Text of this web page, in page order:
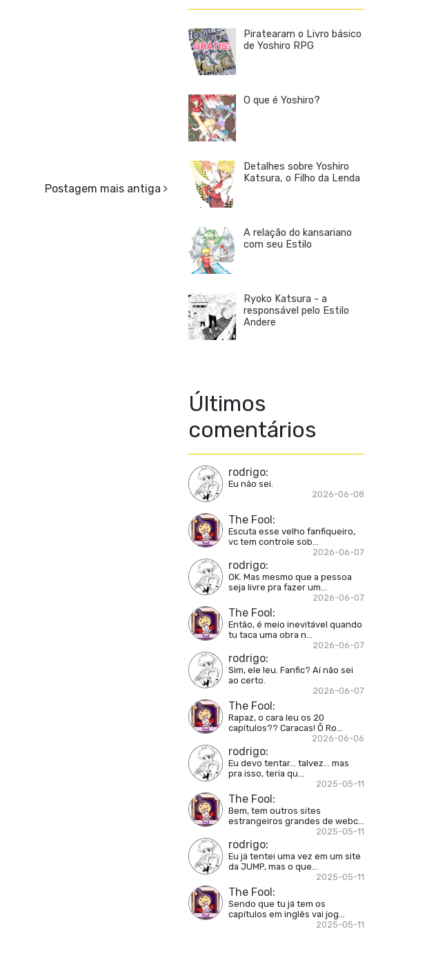
Postagem mais antiga
Piratearam o Livro básico
de Yoshiro RPG
O que é Yoshiro?
Detalhes sobre Yoshiro
Katsura, o Filho da Lenda
A relação do kansariano
com seu Estilo
Ryoko Katsura - a
responsável pelo Estilo
Andere
Últimos
comentários
rodrigo:
Eu não sei.
2026-06-08
The Fool:
Escuta esse velho fanfiqueiro,
vc tem controle sob...
2026-06-07
rodrigo:
OK. Mas mesmo que a pessoa
seja livre pra fazer um...
2026-06-07
The Fool:
Então, é meio inevitável quando
tu taca uma obra n...
2026-06-07
rodrigo:
Sim, ele leu. Fanfic? Aí não sei
ao certo.
2026-06-07
The Fool:
Rapaz, o cara leu os 20
capítulos?? Caracas! Ô Ro...
2026-06-06
rodrigo:
Eu devo tentar... talvez... mas
pra isso, teria qu...
2025-05-11
The Fool:
Bem, tem outros sites
estrangeiros grandes de webc...
2025-05-11
rodrigo:
Eu já tentei uma vez em um site
da JUMP, mas o que...
2025-05-11
The Fool:
Sendo que tu já tem os
capítulos em inglês vai jog...
2025-05-11